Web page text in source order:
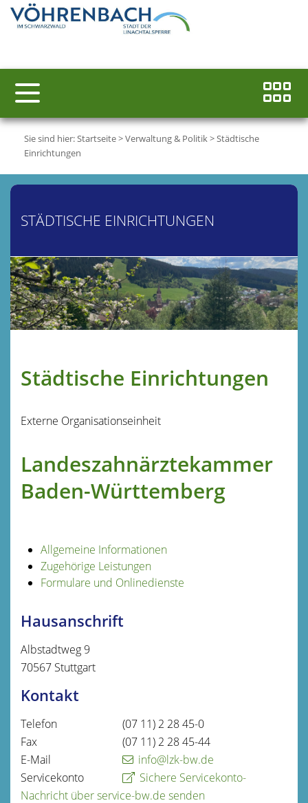
Sie sind hier:Startseite>Verwaltung & Politik>Städtische
Einrichtungen
STÄDTISCHE EINRICHTUNGEN
Städtische Einrichtungen
Externe Organisationseinheit
Landeszahnärztekammer
Baden-Württemberg
Allgemeine Informationen
Zugehörige Leistungen
Formulare und Onlinedienste
Hausanschrift
Albstadtweg 9
70567 Stuttgart
Kontakt
Telefon (07 11) 2 2845-0
Fax
(07 11) 2 2845-44
E-Mail
info@lzk-bw.de
Servicekonto
Sichere Servicekonto-
Nachricht über service-bw.de senden